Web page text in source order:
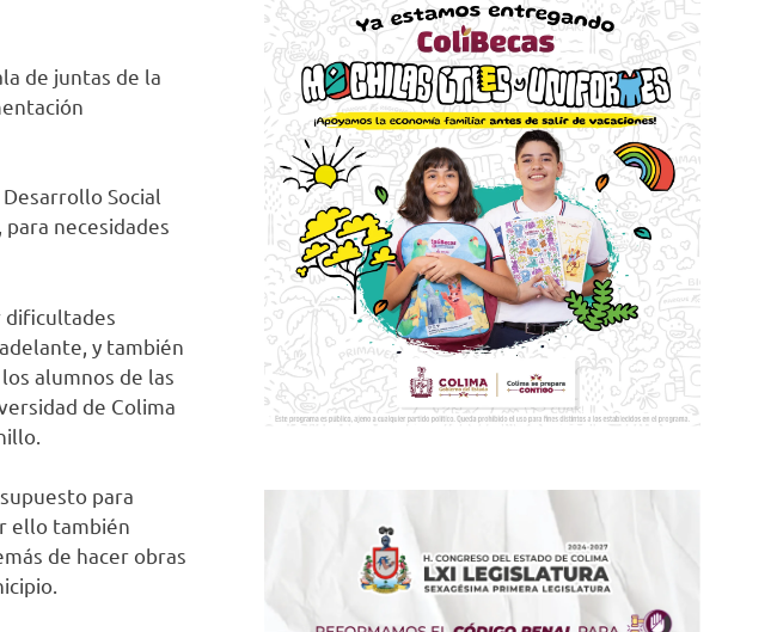
de juntas de la
Social
necesidades
y también
alumnos de las
de Colima
para
ello también
de hacer obras